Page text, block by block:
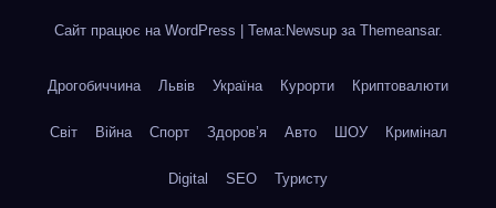
Сайт працює на WordPress Тема:Newsup за Themeansar.
Дрогобиччина Львів Україна Курорти Криптовалюти
Світ Війна Спорт Здоров’я Авто ШОУ Кримінал
Digital SEO Туристу